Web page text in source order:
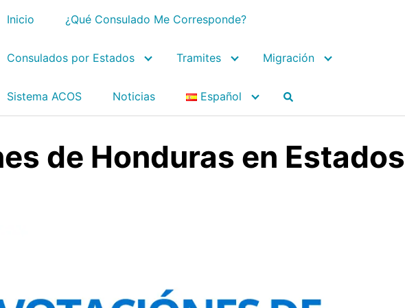
Inicio ¿Qué Consulado Me Corresponde?
Consulados por Estados Tramites Migración
Sistema ACOS Noticias Español
de Honduras en Estados